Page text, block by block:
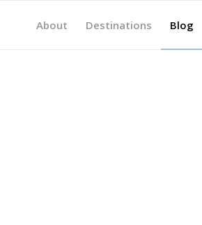
About Destinations Blog